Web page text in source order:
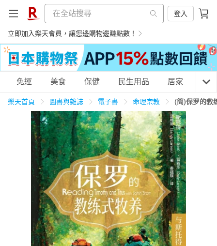
登入
立即加入樂天會員，讓您邊購物邊賺點數！
購物網分類
天天免運 美食蛋糕 養生保健 民生用品
居家生活 3C家電 運動休閒 親子玩具
男裝 化妝保養 情趣用品
免運 美食 保健 民生用品 居家 3C
樂天首頁 圖書與雜誌 電子書 命理宗教 (简)保罗的教